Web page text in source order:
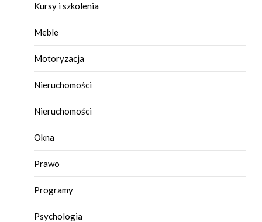
Kursy i szkolenia
Meble
Motoryzacja
Nieruchomości
Nieruchomości
Okna
Prawo
Programy
Psychologia